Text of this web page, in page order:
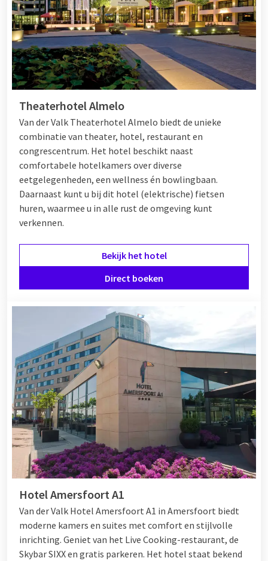
Weekend weg met vrienden Nederland
Voor een weekend weg met vrienden in Nederland zijn er
talloze mogelijkheden. Kies voor eenhotel aan zee, zoals in
Noordwijk of Texel, voor ontspanning en strandwandelingen.
Of trek naar de Veluwe voor een actief weekend met fietsen,
wandelen of een bezoek aan een nationaal park. Ook steden
als Den Bosch, Groningen en Nijmegen zijn perfect voor een
vriendenweekend met lekker eten, cultuur en nachtleven. Van
der Valk hotels zijn ideaal gelegen en bieden vaak extra
faciliteiten zoals een bar, wellness of fietsverhuur.
Weekend weg met vrienden buitenland
Liever een weekend weg met vrienden naar het buitenland?
Denk dan bijvoorbeeld aan België, Duitsland of Frankrijk. Maak
een stedentrip naar Antwerpen, een bierproeverij in Brugge of
een natuurverblijf in de Ardennen. Verblijf vervolgens bij een
Van der Valk hotel in de buurt. Zo geniet u van de vertrouwde
service én ontdekt u samen nieuwe plekken. Perfect voor een
last minute vriendenweekend.
Of u nu kiest voor een weekend vol actie of ontspanning,
dichtbij huis of over de grens: een weekend met vrienden weg
zorgt altijd voor nieuwe energie, gezelligheid en
onvergetelijke momenten. Ontdek vandaag nog de
mogelijkheden bij Van der Valk en plan uw volgende
vriendenuitje.
Theaterhotel Almelo
Van der Valk Theaterhotel Almelo biedt de unieke
combinatie van theater, hotel, restaurant en
congrescentrum. Het hotel beschikt naast
comfortabele hotelkamers over diverse
eetgelegenheden, een wellness én bowlingbaan.
Daarnaast kunt u bij dit hotel (elektrische) fietsen
huren, waarmee u in alle rust de omgeving kunt
verkennen.
Bekijk het hotel
Direct boeken
Hotel Amersfoort A1
Van der Valk Hotel Amersfoort A1 in Amersfoort biedt
moderne kamers en suites met comfort en stijlvolle
inrichting. Geniet van het Live Cooking-restaurant, de
Skybar SIXX en gratis parkeren. Het hotel staat bekend